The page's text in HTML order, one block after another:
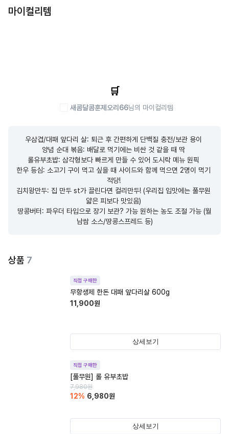
마이컬리템
🛒
새콤달콤훈제오리66님의 마이컬리템
우삼겹/대패 앞다리 살: 퇴근 후 간편하게 단백질 충전/보관 용이
양념 순대 볶음: 배달로 먹기에는 비싼 것 같을 때 딱
롤유부초밥: 삼각형보다 빠르게 만들 수 있어 도시락 메뉴 원픽
한우 등심: 소고기 구이 먹고 싶을 때 사이드와 함께 먹으면 2명이 먹기
적당!
김치왕만두: 집 만두 st가 끌린다면 컬리만두! (우리집 입맛에는 풀무원
얇은 피보다 맛있음)
땅콩버터: 파우더 타입으로 장기 보관? 가능 원하는 농도 조절 가능 (월
남쌈 소스/땅콩스프레드 등)
상품 7
직접 구매한
무항생제 한돈 대패 앞다리살 600g
11,900원
상세보기
직접 구매한
[풀무원] 롤 유부초밥
7,980원
12% 6,980원
상세보기